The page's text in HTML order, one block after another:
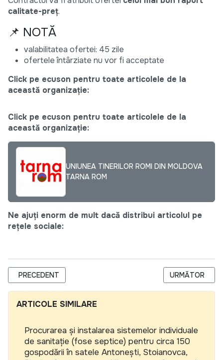
calitate-preț.
📌 NOTĂ
valabilitatea ofertei: 45 zile
ofertele întârziate nu vor fi acceptate
Click pe ecuson pentru toate articolele de la
această organizație:
Click pe ecuson pentru toate articolele de la
această organizație:
UNIUNEA TINERILOR ROMI DIN MOLDOVA
TARNA ROM
Ne ajuți enorm de mult dacă distribui articolul pe
rețele sociale:
ARTICOL PRECEDENT: CALL FOR PROPOSALS FOR THE
PRECEDENT ARTICOLUL
URMĂTOR
ARTICOLE SIMILARE
Procurarea și instalarea sistemelor individuale
de sanitație (fose septice) pentru circa 150
gospodării în satele Antonești, Stoianovca,